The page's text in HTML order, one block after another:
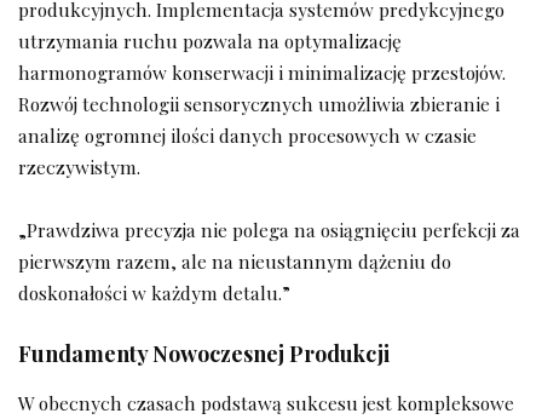
produkcyjnych. Implementacja systemów predykcyjnego
utrzymania ruchu pozwala na optymalizację
harmonogramów konserwacji i minimalizację przestojów.
Rozwój technologii sensorycznych umożliwia zbieranie i
analizę ogromnej ilości danych procesowych w czasie
rzeczywistym.
„Prawdziwa precyzja nie polega na osiągnięciu perfekcji za
pierwszym razem, ale na nieustannym dążeniu do
doskonałości w każdym detalu.”
Fundamenty Nowoczesnej Produkcji
W obecnych czasach podstawą sukcesu jest kompleksowe